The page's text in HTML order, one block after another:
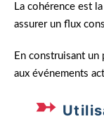
La cohérence est
assurer un flux
En construisant un
aux événements